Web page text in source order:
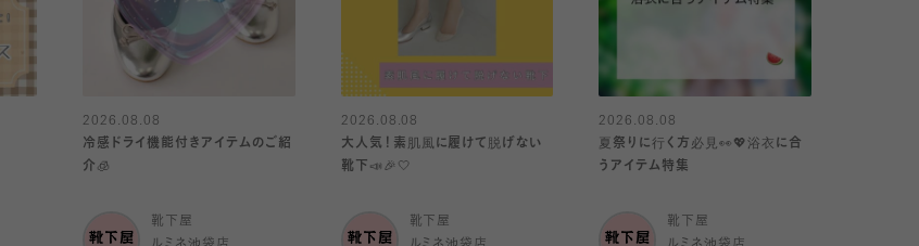
2026.08.08
冷感ドライ機能付きアイテムのご紹
介🧊
靴下屋
2026.08.08
大人気！素肌風に履けて脱げない
靴下📣🎉🤍
靴下屋
2026.08.08
夏祭りに行く方必見👀💖浴衣に合
うアイテム特集
靴下屋